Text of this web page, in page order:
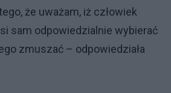
że uważam, iż człowiek
sam odpowiedzialnie wybierać
zmuszać – odpowiedziała